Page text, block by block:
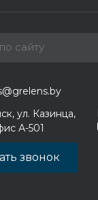
ул. Казинца,
А-501
звонок